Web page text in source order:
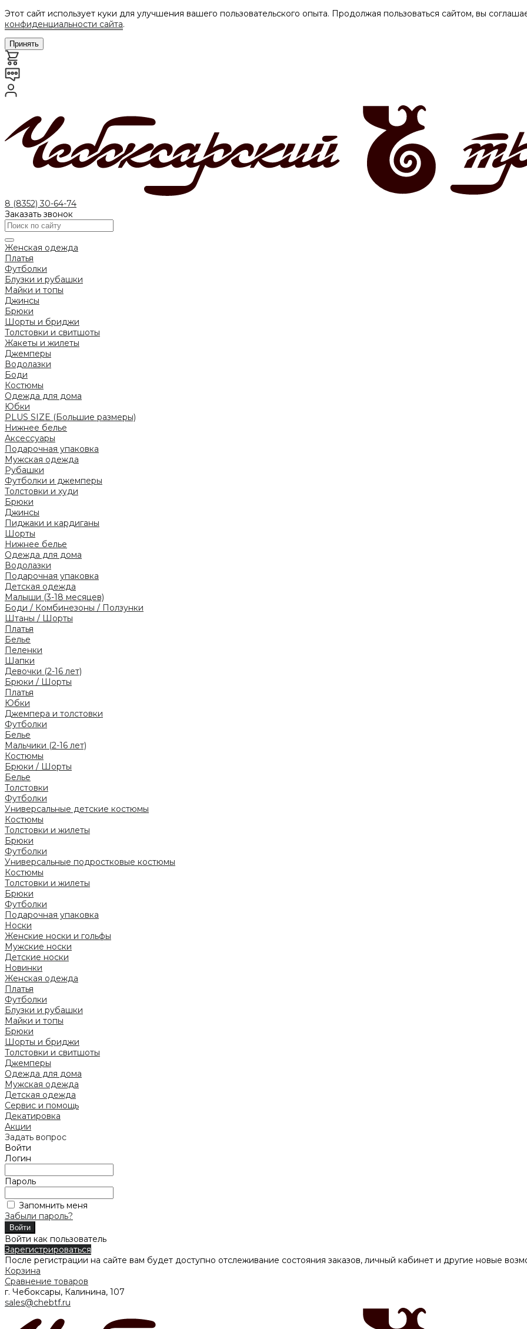
Этот сайт использует куки для улучшения вашего пользовательского опыта. Продолжая пользоваться сайтом, вы
конфиденциальности сайта.
Принять
8 (8352) 30-64-74
Заказать звонок
Женская одежда
Платья
Футболки
Блузки и рубашки
Майки и топы
Джинсы
Брюки
Шорты и бриджи
Толстовки и свитшоты
Жакеты и жилеты
Джемперы
Водолазки
Боди
Костюмы
Одежда для дома
Юбки
PLUS SIZE (Большие размеры)
Нижнее белье
Аксессуары
Подарочная упаковка
Мужская одежда
Рубашки
Футболки и джемперы
Толстовки и худи
Брюки
Джинсы
Пиджаки и кардиганы
Шорты
Нижнее белье
Одежда для дома
Водолазки
Подарочная упаковка
Детская одежда
Малыши (3-18 месяцев)
Боди / Комбинезоны / Ползунки
Штаны / Шорты
Платья
Белье
Пеленки
Шапки
Девочки (2-16 лет)
Брюки / Шорты
Платья
Юбки
Джемпера и толстовки
Футболки
Белье
Мальчики (2-16 лет)
Костюмы
Брюки / Шорты
Белье
Толстовки
Футболки
Универсальные детские костюмы
Костюмы
Толстовки и жилеты
Брюки
Футболки
Универсальные подростковые костюмы
Костюмы
Толстовки и жилеты
Брюки
Футболки
Подарочная упаковка
Носки
Женские носки и гольфы
Мужские носки
Детские носки
Новинки
Женская одежда
Платья
Футболки
Блузки и рубашки
Майки и топы
Брюки
Шорты и бриджи
Толстовки и свитшоты
Джемперы
Одежда для дома
Мужская одежда
Детская одежда
Сервис и помощь
Декатировка
Акции
Задать вопрос
Войти
Логин
Пароль
Запомнить меня
Забыли пароль?
Войти как пользователь
Зарегистрироваться
После регистрации на сайте вам будет доступно отслеживание состояния заказов, личный кабинет и другие новые
Корзина
Сравнение товаров
г. Чебоксары, Калинина, 107
sales@chebtf.ru